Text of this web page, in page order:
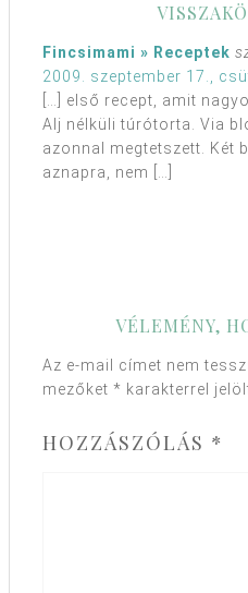
Fincsimami » Receptek
2009. szeptember 17.,
[…] első recept, amit
Alj nélküli túrótorta. Via
azonnal megtetszett. Két
aznapra, nem […]
VÉLEMÉNY,
Az e-mail címet nem
mezőket * karakterrel
HOZZÁSZÓLÁS *